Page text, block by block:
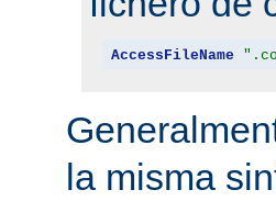
AccessFileName
la misma